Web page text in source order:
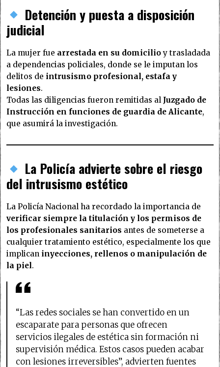
Detención y puesta a disposición
judicial
La mujer fue arrestada en su domicilioy trasladada
a dependencias policiales, donde se le imputan los
delitos de intrusismo profesional, estafa y
lesiones.
Todas las diligencias fueron remitidas al Juzgado de
Instrucción en funciones de guardia de Alicante,
que asumirá la investigación.
La Policía advierte sobre el riesgo
del intrusismo estético
La Policía Nacional ha recordado la importancia de
verificar siempre la titulación y los permisos de
los profesionales sanitarios antes de someterse a
cualquier tratamiento estético, especialmente los que
implican inyecciones, rellenos o manipulación de
la piel.
“Las redes sociales se han convertido en un
escaparate para personas que ofrecen
servicios ilegales de estética sin formación ni
supervisión médica. Estos casos pueden acabar
con lesiones irreversibles”, advierten fuentes